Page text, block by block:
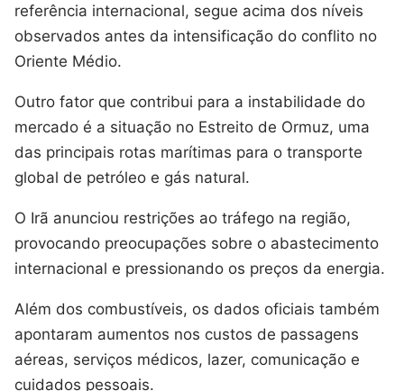
referência internacional, segue acima dos níveis
observados antes da intensificação do conflito no
Oriente Médio.
Outro fator que contribui para a instabilidade do
mercado é a situação no Estreito de Ormuz, uma
das principais rotas marítimas para o transporte
global de petróleo e gás natural.
O Irã anunciou restrições ao tráfego na região,
provocando preocupações sobre o abastecimento
internacional e pressionando os preços da energia.
Além dos combustíveis, os dados oficiais também
apontaram aumentos nos custos de passagens
aéreas, serviços médicos, lazer, comunicação e
cuidados pessoais.